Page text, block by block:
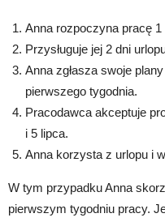
Anna rozpoczyna pracę
Przysługuje jej 2 dni
Anna zgłasza swoje
pierwszego tygodnia.
Pracodawca akceptuje
i 5 lipca.
Anna korzysta z urlopu i
W tym przypadku Anna
pierwszym tygodniu pracy.